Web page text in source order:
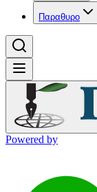
Παραθυρο
Powered by